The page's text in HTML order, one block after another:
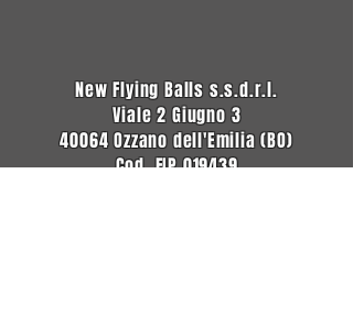
New Flying Balls s.s.d.r.l.
Viale 2 Giugno 3
40064 Ozzano dell'Emilia (BO)
Cod. FIP 019439